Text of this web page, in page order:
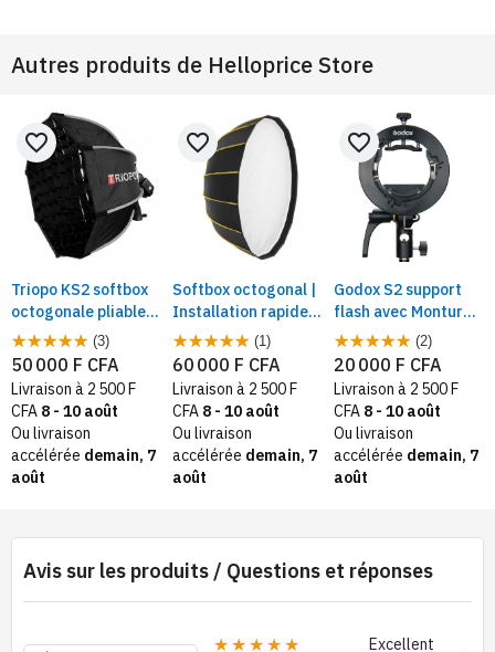
Autres produits de Helloprice Store
Triopo KS2 softbox
octogonale pliable
avec monture type
S, Diffuseur de
lumière
(3)
favorite_border
50 000 F CFA
Livraison à 2 500 F
CFA 8 - 10 août
Ou livraison
accélérée demain, 7
août
Softbox octogonal |
Installation rapide,
avec Flash à
montage Bowens et
sac de transport
(1)
favorite_border
60 000 F CFA
Livraison à 2 500 F
CFA 8 - 10 août
Ou livraison
accélérée demain, 7
août
Godox S2 support
flash avec Monture
Bowens pour les
softbox ,bol beauté.
(2)
favorite_border
20 000 F CFA
Livraison à 2 500 F
CFA 8 - 10 août
Ou livraison
accélérée demain, 7
août
Avis sur les produits / Questions et réponses
★★★★★ Excellent